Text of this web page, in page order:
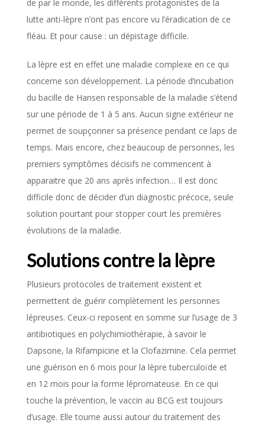
de par le monde, les différents protagonistes de la
lutte anti-lèpre n’ont pas encore vu l’éradication de ce
fléau. Et pour cause : un dépistage difficile.
La lèpre est en effet une maladie complexe en ce qui
concerne son développement. La période d’incubation
du bacille de Hansen responsable de la maladie s’étend
sur une période de 1 à 5 ans. Aucun signe extérieur ne
permet de soupçonner sa présence pendant ce laps de
temps. Mais encore, chez beaucoup de personnes, les
premiers symptômes décisifs ne commencent à
apparaitre que 20 ans après infection… Il est donc
difficile donc de décider d’un diagnostic précoce, seule
solution pourtant pour stopper court les premières
évolutions de la maladie.
Solutions contre la lèpre
Plusieurs protocoles de traitement existent et
permettent de guérir complètement les personnes
lépreuses. Ceux-ci reposent en somme sur l’usage de 3
antibiotiques en polychimiothérapie, à savoir le
Dapsone, la Rifampicine et la Clofazimine. Cela permet
une guérison en 6 mois pour la lèpre tuberculoïde et
en 12 mois pour la forme lépromateuse. En ce qui
touche la prévention, le vaccin au BCG est toujours
d’usage. Elle tourne aussi autour du traitement des